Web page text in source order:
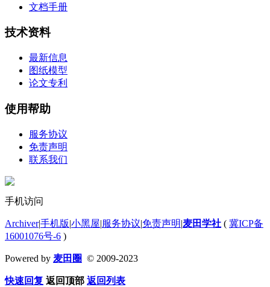
文档手册
技术资料
最新信息
图纸模型
论文专利
使用帮助
服务协议
免责声明
联系我们
手机访问
Archiver|手机版|小黑屋|服务协议|免责声明|麦田学社 ( 冀ICP备
16001076号-6 )
Powered by 麦田圈 © 2009-2023
快速回复 返回顶部 返回列表